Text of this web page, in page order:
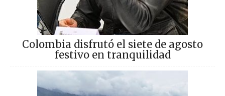
Colombia disfrutó el siete de agosto
festivo en tranquilidad